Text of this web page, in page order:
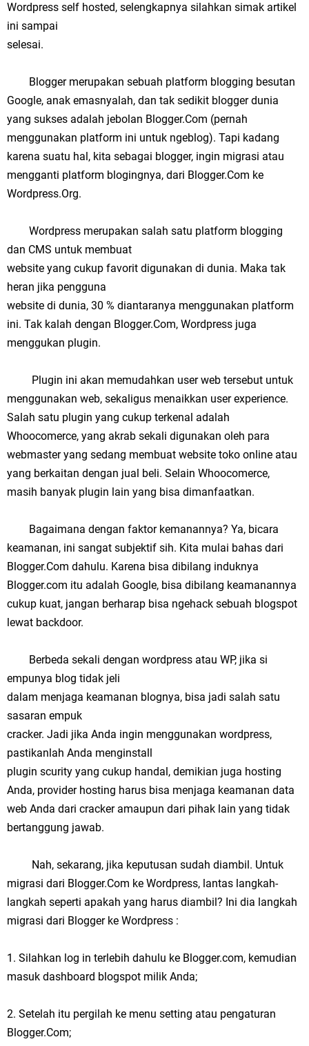
Wordpress self hosted, selengkapnya silahkan simak artikel
ini sampai
selesai.
Blogger merupakan sebuah platform blogging besutan
Google, anak emasnyalah, dan tak sedikit blogger dunia
yang sukses adalah jebolan Blogger.Com (pernah
menggunakan platform ini untuk ngeblog). Tapi kadang
karena suatu hal, kita sebagai blogger, ingin migrasi atau
mengganti platform blogingnya, dari Blogger.Com ke
Wordpress.Org.
Wordpress merupakan salah satu platform blogging
dan CMS untuk membuat
website yang cukup favorit digunakan di dunia. Maka tak
heran jika pengguna
website di dunia, 30 % diantaranya menggunakan platform
ini. Tak kalah dengan Blogger.Com, Wordpress juga
menggukan plugin.
Plugin ini akan memudahkan user web tersebut untuk
menggunakan web, sekaligus menaikkan user experience.
Salah satu plugin yang cukup terkenal adalah
Whoocomerce, yang akrab sekali digunakan oleh para
webmaster yang sedang membuat website toko online atau
yang berkaitan dengan jual beli. Selain Whoocomerce,
masih banyak plugin lain yang bisa dimanfaatkan.
Bagaimana dengan faktor kemanannya? Ya, bicara
keamanan, ini sangat subjektif sih. Kita mulai bahas dari
Blogger.Com dahulu. Karena bisa dibilang induknya
Blogger.com itu adalah Google, bisa dibilang keamanannya
cukup kuat, jangan berharap bisa ngehack sebuah blogspot
lewat backdoor.
Berbeda sekali dengan wordpress atau WP, jika si
empunya blog tidak jeli
dalam menjaga keamanan blognya, bisa jadi salah satu
sasaran empuk
cracker. Jadi jika Anda ingin menggunakan wordpress,
pastikanlah Anda menginstall
plugin scurity yang cukup handal, demikian juga hosting
Anda, provider hosting harus bisa menjaga keamanan data
web Anda dari cracker amaupun dari pihak lain yang tidak
bertanggung jawab.
Nah, sekarang, jika keputusan sudah diambil. Untuk
migrasi dari Blogger.Com ke Wordpress, lantas langkah-
langkah seperti apakah yang harus diambil? Ini dia langkah
migrasi dari Blogger ke Wordpress :
1. Silahkan log in terlebih dahulu ke Blogger.com, kemudian
masuk dashboard blogspot milik Anda;
2. Setelah itu pergilah ke menu setting atau pengaturan
Blogger.Com;